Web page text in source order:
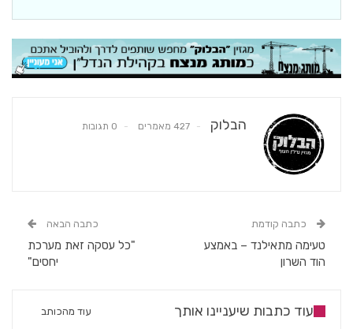
הבלוק 427 מאמרים 0 תגובות
כתבה קודמת
טעימה מתאילנד – באמצע
הוד השרון
כתבה הבאה
"כל עסקה זאת מערכת
יחסים"
עוד כתבות שיעניינו אותך עוד מהכותב